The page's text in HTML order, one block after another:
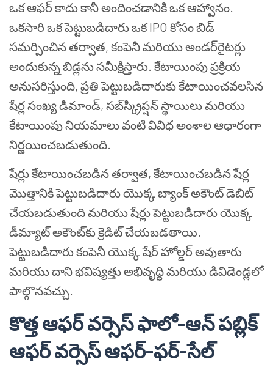
ఒక ఆఫర్ కాదు కానీ అందించడానికి ఒక ఆహ్వానం.
ఒకసారి ఒక పెట్టుబడిదారు ఒక IPO కోసం బిడ్
సమర్పించిన తర్వాత, కంపెనీ మరియు అండర్‌రైటర్లు
అందుకున్న బిడ్లను సమీక్షిస్తారు. కేటాయింపు ప్రక్రియ
అనుసరిస్తుంది, ప్రతి పెట్టుబడిదారుకు కేటాయించవలసిన
షేర్ల సంఖ్య డిమాండ్, సబ్‌స్క్రిప్షన్ స్థాయిలు మరియు
కేటాయింపు నియమాలు వంటి వివిధ అంశాల ఆధారంగా
నిర్ణయించబడుతుంది.
షేర్లు కేటాయించబడిన తర్వాత, కేటాయించబడిన షేర్ల
మొత్తానికి పెట్టుబడిదారు యొక్క బ్యాంక్ అకౌంట్ డెబిట్
చేయబడుతుంది మరియు షేర్లు పెట్టుబడిదారు యొక్క
డీమ్యాట్ అకౌంట్‌కు క్రెడిట్ చేయబడతాయి.
పెట్టుబడిదారు కంపెనీ యొక్క షేర్ హోల్డర్ అవుతారు
మరియు దాని భవిష్యత్తు అభివృద్ధి మరియు డివిడెండ్లలో
పాల్గొనవచ్చు.
కొత్త ఆఫర్ వర్సెస్ ఫాలో-ఆన్ పబ్లిక్
ఆఫర్ వర్సెస్ ఆఫర్-ఫర్-సేల్